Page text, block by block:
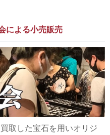
による小売販売
取した宝石を用いオリジ